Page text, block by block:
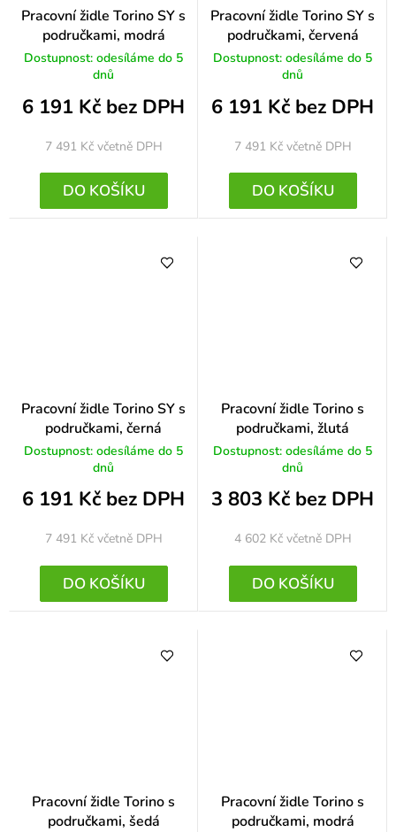
Pracovní židle Torino SY s
područkami, modrá
Dostupnost: odesíláme do 5
dnů
6 191 Kč bez DPH
7 491 Kč včetně DPH
DO KOŠÍKU
Pracovní židle Torino SY s
područkami, červená
Dostupnost: odesíláme do 5
dnů
6 191 Kč bez DPH
7 491 Kč včetně DPH
DO KOŠÍKU
Pracovní židle Torino SY s
područkami, černá
Dostupnost: odesíláme do 5
dnů
6 191 Kč bez DPH
7 491 Kč včetně DPH
DO KOŠÍKU
Pracovní židle Torino s
područkami, žlutá
Dostupnost: odesíláme do 5
dnů
3 803 Kč bez DPH
4 602 Kč včetně DPH
DO KOŠÍKU
Pracovní židle Torino s
područkami, šedá
Pracovní židle Torino s
područkami, modrá